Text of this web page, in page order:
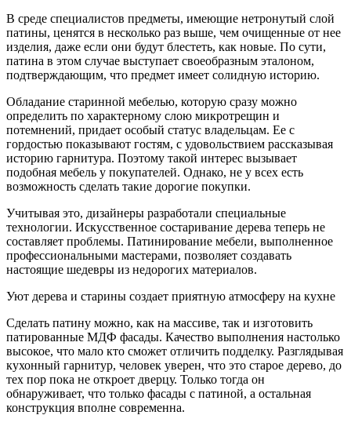
В среде специалистов предметы, имеющие нетронутый слой
патины, ценятся в несколько раз выше, чем очищенные от нее
изделия, даже если они будут блестеть, как новые. По сути,
патина в этом случае выступает своеобразным эталоном,
подтверждающим, что предмет имеет солидную историю.
Обладание старинной мебелью, которую сразу можно
определить по характерному слою микротрещин и
потемнений, придает особый статус владельцам. Ее с
гордостью показывают гостям, с удовольствием рассказывая
историю гарнитура. Поэтому такой интерес вызывает
подобная мебель у покупателей. Однако, не у всех есть
возможность сделать такие дорогие покупки.
Учитывая это, дизайнеры разработали специальные
технологии. Искусственное состаривание дерева теперь не
составляет проблемы. Патинирование мебели, выполненное
профессиональными мастерами, позволяет создавать
настоящие шедевры из недорогих материалов.
Уют дерева и старины создает приятную атмосферу на кухне
Сделать патину можно, как на массиве, так и изготовить
патированные МДФ фасады. Качество выполнения настолько
высокое, что мало кто сможет отличить подделку. Разглядывая
кухонный гарнитур, человек уверен, что это старое дерево, до
тех пор пока не откроет дверцу. Только тогда он
обнаруживает, что только фасады с патиной, а остальная
конструкция вполне современна.